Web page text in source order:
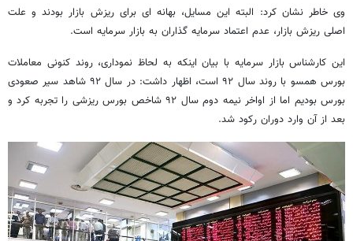
وی خاطر نشان کرد: البته این مسایل، بهانه ای برای ریزش بازار بودند و علت
اصلی ریزش بازار، عدم اعتماد سرمایه گذاران به بازار سرمایه است.
این کارشناس بازار سرمایه با بیان اینکه به لحاظ نموداری، روند کنونی معاملات
بورس همسو با روند سال ۹۲ است، اظهار داشت: در سال ۹۲ شاهد سیر صعودی
بورس بودیم اما از اواخر نیمه دوم سال ۹۲ شاخص بورس ریزشی را تجربه کرد و
بعد از آن وارد دوران رکود شد.